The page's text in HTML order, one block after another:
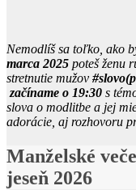
Nemodlíš sa toľko, ako
marca 2025 poteš ženu
stretnutie mužov
začíname o 19:30 s
slova o modlitbe a jej
adorácie, aj rozhovoru
Manželské
jeseň 2026